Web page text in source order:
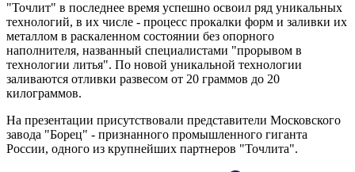
"Точлит" в последнее время успешно освоил ряд уникальных
технологий, в их числе - процесс прокалки форм и заливки их
металлом в раскаленном состоянии без опорного
наполнителя, названный специалистами "прорывом в
технологии литья". По новой уникальной технологии
заливаются отливки развесом от 20 граммов до 20
килограммов.
На презентации присутствовали представители Московского
завода "Борец" - признанного промышленного гиганта
России, одного из крупнейших партнеров "Точлита".